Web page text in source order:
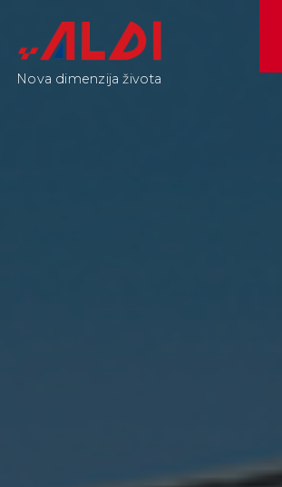
Nova dimenzija života